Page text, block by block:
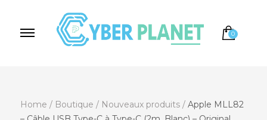
0
Home / Boutique / Nouveaux produits / Apple MLL82